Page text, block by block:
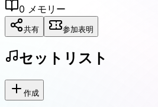
0 メモリー
共有 参加表明
セットリスト
作成